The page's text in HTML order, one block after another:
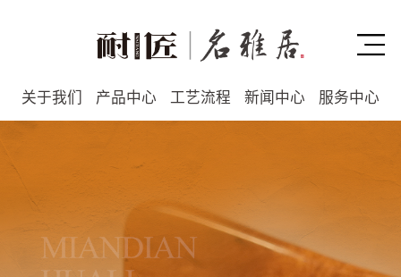
关于我们 产品中心 工艺流程 新闻中心 服务中心